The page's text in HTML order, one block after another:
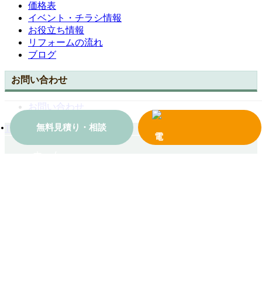
無料見積り・相談
価格表
イベント・チラシ情報
お役立ち情報
リフォームの流れ
ブログ
お問い合わせ
お問い合わせ
TOPへ戻る